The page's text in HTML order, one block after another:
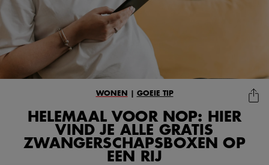
HELEMAAL VOOR NOP: HIER
VIND JE ALLE GRATIS
ZWANGERSCHAPSBOXEN OP
EEN RIJ
WONEN GOEIE TIP